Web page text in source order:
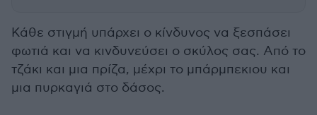
Κάθε στιγμή υπάρχει ο κίνδυνος να ξεσπάσει
φωτιά και να κινδυνεύσει ο σκύλος σας. Από το
τζάκι και μια πρίζα, μέχρι το μπάρμπεκιου και
μια πυρκαγιά στο δάσος.